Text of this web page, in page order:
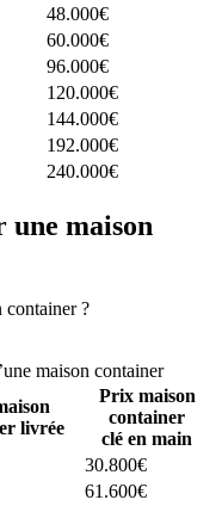
48.000€
60.000€
96.000€
120.000€
144.000€
192.000€
240.000€
maison
container ?
maison container
livrée
Prix maison
container
clé en main
30.800€
61.600€